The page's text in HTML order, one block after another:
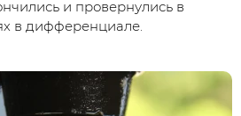
и провернулись в
в дифференциале.